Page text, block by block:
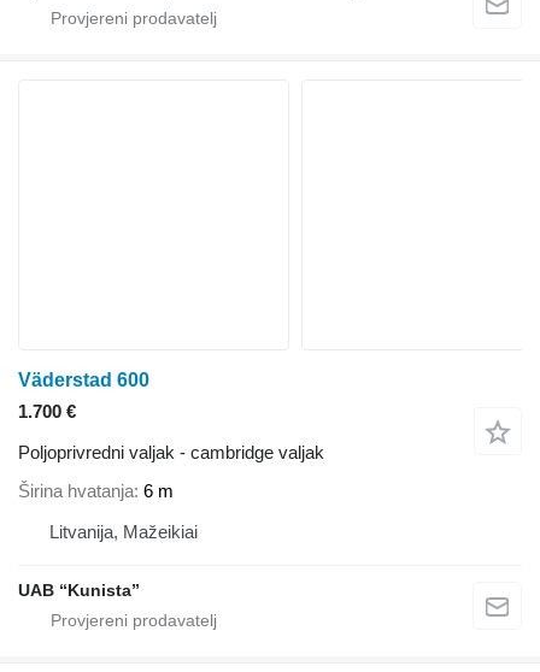
Väderstad 600
1.700 €
Poljoprivredni valjak - cambridge valjak
Širina hvatanja 6 m
Litvanija, Mažeikiai
UAB “Kunista”